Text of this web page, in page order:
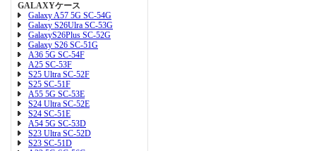
GALAXYケース
Galaxy A57 5G SC-54G
Galaxy S26Ulra SC-53G
GalaxyS26Plus SC-52G
Galaxy S26 SC-51G
A36 5G SC-54F
A25 SC-53F
S25 Ultra SC-52F
S25 SC-51F
A55 5G SC-53E
S24 Ultra SC-52E
S24 SC-51E
A54 5G SC-53D
S23 Ultra SC-52D
S23 SC-51D